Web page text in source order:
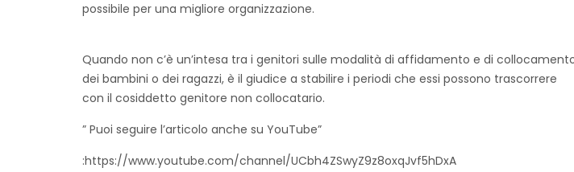
possibile per una migliore organizzazione.
Quando non c’è un’intesa tra i genitori sulle modalità di affidamento e di
dei bambini o dei ragazzi, è il giudice a stabilire i periodi che essi possono trascorrere
con il cosiddetto genitore non collocatario.
” Puoi seguire l’articolo anche su YouTube”
:https://www.youtube.com/channel/UCbh4ZSwyZ9z8oxqJvf5hDxA